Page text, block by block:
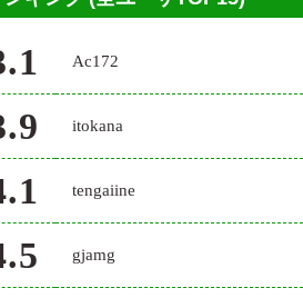
Ac172
itokana
tengaiine
gjamg